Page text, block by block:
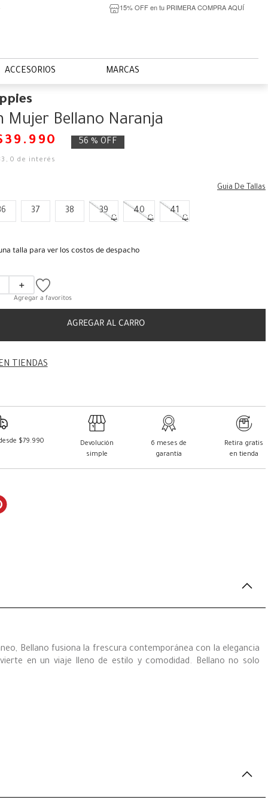
15% OFF en tu PRIMERA COMPRA AQUÍ
ACCESORIOS MARCAS
Mujer Bellano Naranja
39 . 990 56 % OFF
,0 de interés
Guia De Tallas
37 38 39 40 41
talla para ver los costos de despacho
＋
AGREGAR AL CARRO
TIENDAS
$79.990
Devolución
simple
6 meses de
garantía
Retira gratis
en tienda
Bellano fusiona la frescura contemporánea con la elegancia
en un viaje lleno de estilo y comodidad. Bellano no solo